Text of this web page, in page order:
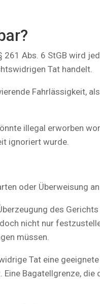
Abs. 6 StGB wird
Tat handelt.
Fahrlässigkeit,
illegal erworben
ignoriert wurde.
oder Überweisung
des
nicht nur
müssen.
Tat eine
Bagatellgrenze,